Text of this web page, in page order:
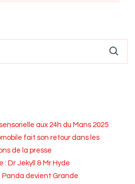
aux 24h du Mans 2025
fait son retour dans les
de la presse
: Dr Jekyll & Mr Hyde
Panda devient Grande